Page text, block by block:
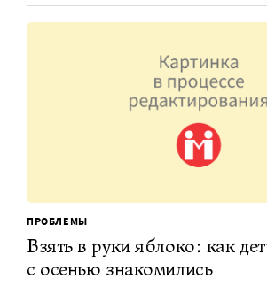
ПРОБЛЕМЫ
Взять в руки яблоко: как
с осенью знакомились